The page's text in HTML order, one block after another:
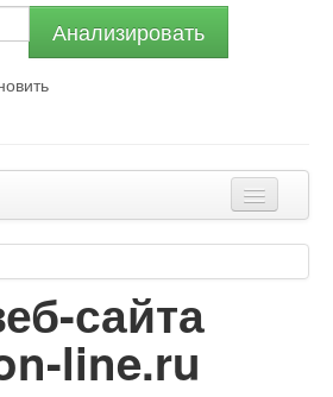
Анализировать
сайта
line.ru